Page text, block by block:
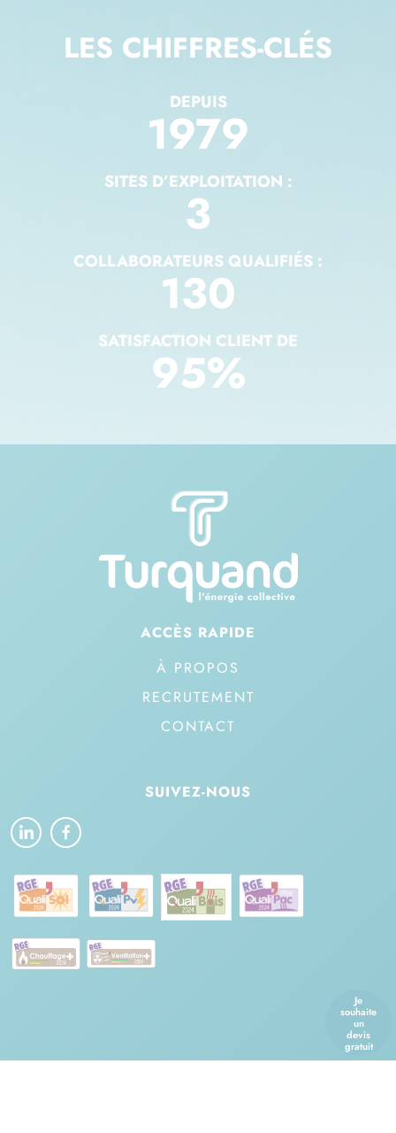
LES CHIFFRES-CLÉS
DEPUIS
1979
SITES D’EXPLOITATION :
3
COLLABORATEURS QUALIFIÉS :
130
SATISFACTION CLIENT DE
95%
Je
souhaite
un
devis
gratuit
ACCÈS RAPIDE
À PROPOS
RECRUTEMENT
CONTACT
SUIVEZ-NOUS